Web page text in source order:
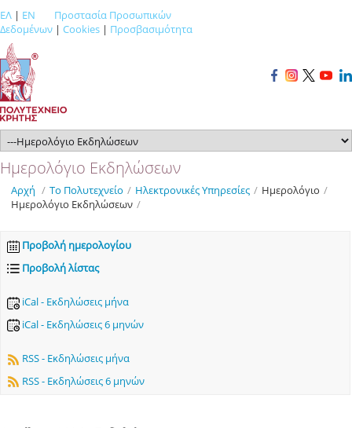
ΕΛ | EN
Προστασία Προσωπικών
Δεδομένων | Cookies | Προσβασιμότητα
Ημερολόγιο Εκδηλώσεων
Αρχή / Το Πολυτεχνείο / Ηλεκτρονικές Υπηρεσίες / Ημερολόγιο /
Ημερολόγιο Εκδηλώσεων /
Προβολή ημερολογίου
Προβολή λίστας
iCal - Εκδηλώσεις μήνα
iCal - Εκδηλώσεις 6 μηνών
RSS - Εκδηλώσεις μήνα
RSS - Εκδηλώσεις 6 μηνών